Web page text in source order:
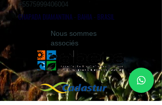
+5575999406004
CHAPADA DIAMANTINA - BAHIA - BRASIL
Nous sommes
associés